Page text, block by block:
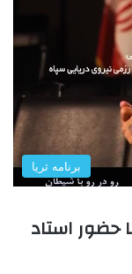
برنامه ثریا
حضور استاد